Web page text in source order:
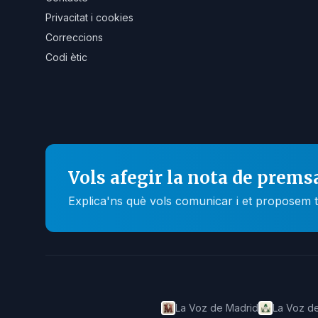
Privacitat i cookies
Correccions
Codi ètic
Vols afegir la nota de
Explica'ns què vols comunicar i et proposem
La Voz de Madrid La Voz